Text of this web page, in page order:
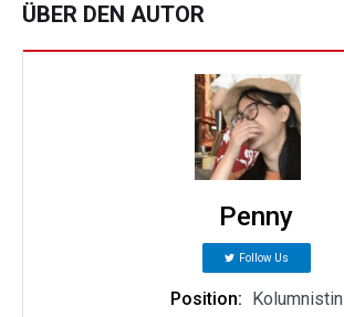
ÜBER DEN AUTOR
Penny
Follow Us
Position:
Kolumnistin